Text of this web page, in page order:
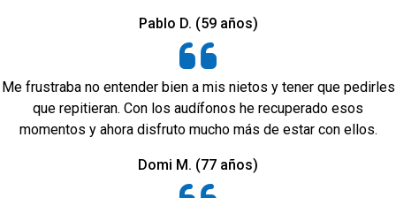
Pablo D. (59 años)
Me frustraba no entender bien a mis nietos y tener que pedirles
que repitieran. Con los audífonos he recuperado esos
momentos y ahora disfruto mucho más de estar con ellos.
Domi M. (77 años)